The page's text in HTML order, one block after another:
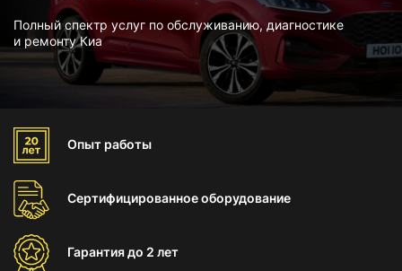
Полный спектр услуг по обслуживанию, диагностике
и ремонту Киа
Опыт работы
Сертифицированноеоборудование
Гарантиядо 2 лет